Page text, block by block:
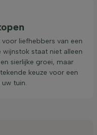
liefhebbers van een
staat niet alleen
sierlijke groei, maar
keuze voor een
tuin.